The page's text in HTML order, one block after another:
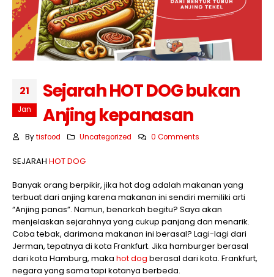
21
Jan
Sejarah HOT DOG bukan
Anjing kepanasan
By tisfood Uncategorized 0 Comments
SEJARAH HOT DOG
Banyak orang berpikir, jika hot dog adalah makanan yang
terbuat dari anjing karena makanan ini sendiri memiliki arti
“Anjing panas”. Namun, benarkah begitu? Saya akan
menjelaskan sejarahnya yang cukup panjang dan menarik.
Coba tebak, darimana makanan ini berasal? Lagi-lagi dari
Jerman, tepatnya di kota Frankfurt. Jika hamburger berasal
dari kota Hamburg, maka hot dog berasal dari kota. Frankfurt,
negara yang sama tapi kotanya berbeda.